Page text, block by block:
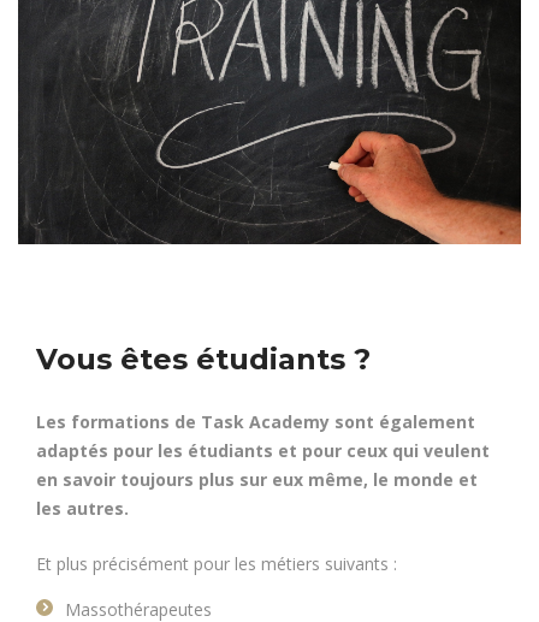
Vous êtes étudiants ?
Les formations de Task Academy sont également
adaptés pour les étudiants et pour ceux qui veulent
en savoir toujours plus sur eux même, le monde et
les autres.
Et plus précisément pour les métiers suivants :
Massothérapeutes